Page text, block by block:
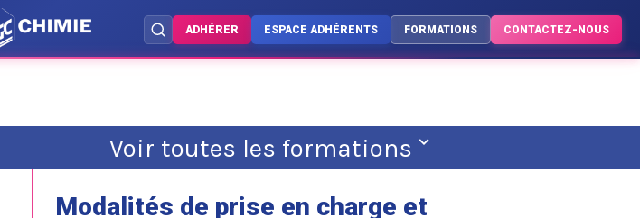
ADHÉRER ESPACE ADHÉRENTS FORMATIONS CONTACTEZ-NOUS
Voir toutes les formations
Modalités de prise en charge et